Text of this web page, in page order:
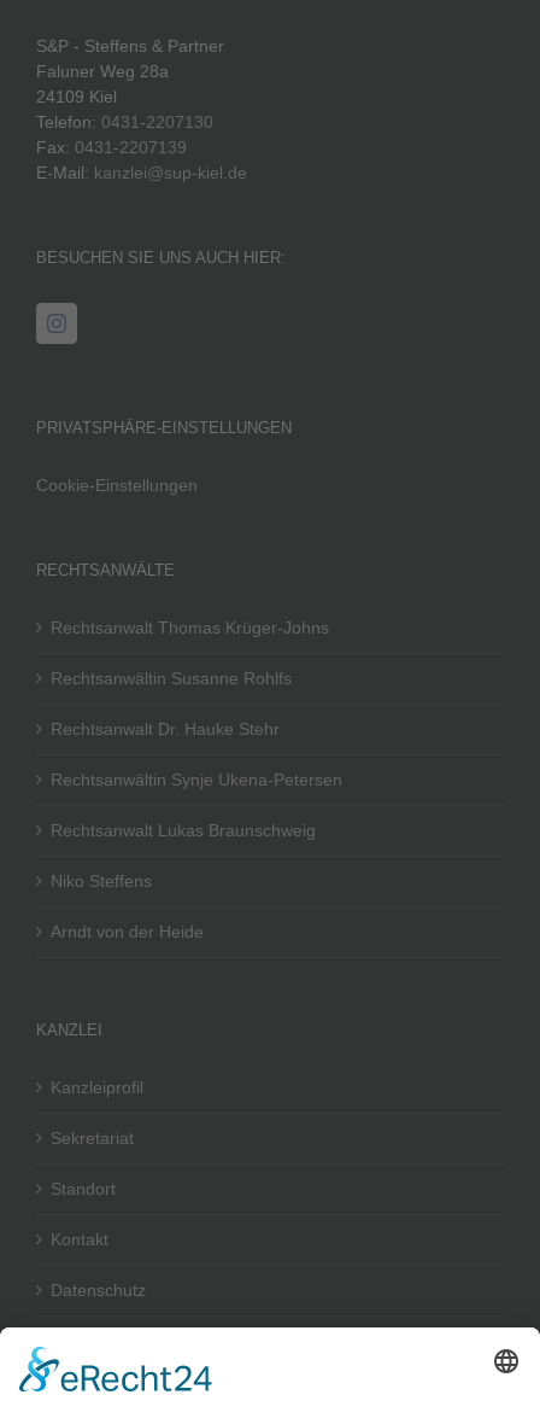
S&P - Steffens & Partner
Faluner Weg 28a
24109 Kiel
Telefon: 0431-2207130
Fax: 0431-2207139
E-Mail: kanzlei@sup-kiel.de
BESUCHEN SIE UNS AUCH HIER:
PRIVATSPHÄRE-EINSTELLUNGEN
Cookie-Einstellungen
RECHTSANWÄLTE
Rechtsanwalt Thomas Krüger-Johns
Rechtsanwältin Susanne Rohlfs
Rechtsanwalt Dr. Hauke Stehr
Rechtsanwältin Synje Ukena-Petersen
Rechtsanwalt Lukas Braunschweig
Niko Steffens
Arndt von der Heide
KANZLEI
Kanzleiprofil
Sekretariat
Standort
Kontakt
Datenschutz